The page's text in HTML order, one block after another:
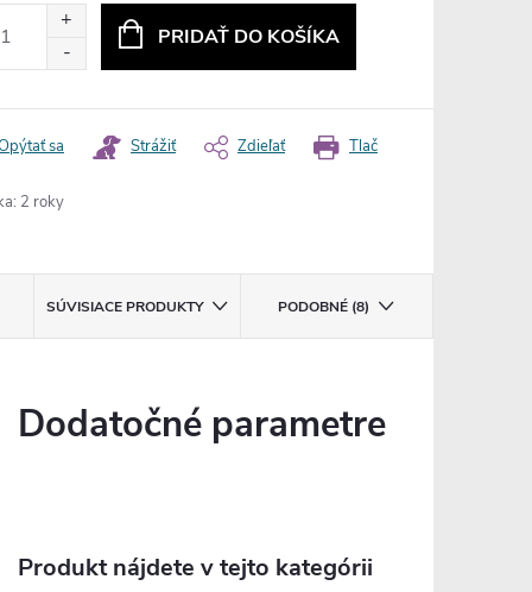
PRIDAŤ DO KOŠÍKA
Tlač
sa Strážiť Zdieľať
: 2 roky
SÚVISIACE PRODUKTY PODOBNÉ (8)
Dodatočné parametre
Produkt nájdete v tejto kategórii